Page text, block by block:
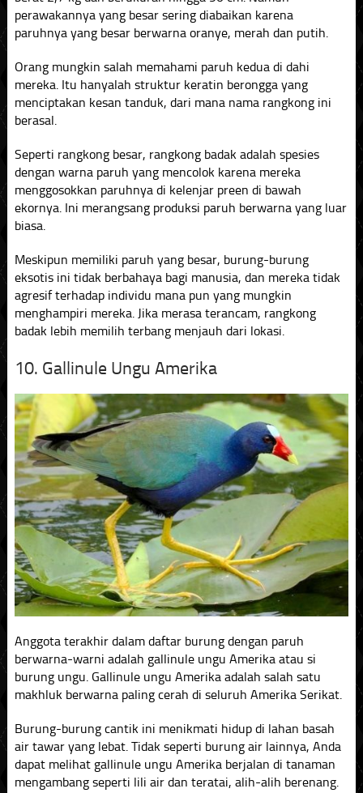
perawakannya yang besar sering diabaikan karena
paruhnya yang besar berwarna oranye, merah dan putih.
Orang mungkin salah memahami paruh kedua di dahi
mereka. Itu hanyalah struktur keratin berongga yang
menciptakan kesan tanduk, dari mana nama rangkong ini
berasal.
Seperti rangkong besar, rangkong badak adalah spesies
dengan warna paruh yang mencolok karena mereka
menggosokkan paruhnya di kelenjar preen di bawah
ekornya. Ini merangsang produksi paruh berwarna yang luar
biasa.
Meskipun memiliki paruh yang besar, burung-burung
eksotis ini tidak berbahaya bagi manusia, dan mereka tidak
agresif terhadap individu mana pun yang mungkin
menghampiri mereka. Jika merasa terancam, rangkong
badak lebih memilih terbang menjauh dari lokasi.
10. Gallinule Ungu Amerika
Anggota terakhir dalam daftar burung dengan paruh
berwarna-warni adalah gallinule ungu Amerika atau si
burung ungu. Gallinule ungu Amerika adalah salah satu
makhluk berwarna paling cerah di seluruh Amerika Serikat.
Burung-burung cantik ini menikmati hidup di lahan basah
air tawar yang lebat. Tidak seperti burung air lainnya, Anda
dapat melihat gallinule ungu Amerika berjalan di tanaman
mengambang seperti lili air dan teratai, alih-alih berenang.